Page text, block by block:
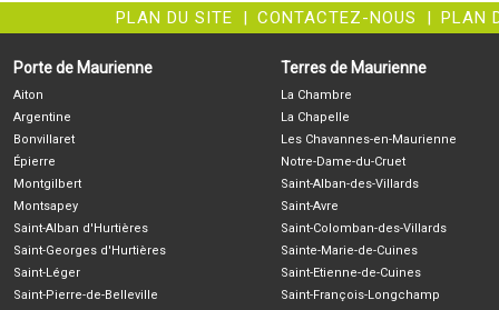
PLAN DU SITE | CONTACTEZ-NOUS | PLAN
Porte de Maurienne
Aiton
Argentine
Bonvillaret
Épierre
Montgilbert
Montsapey
Saint-Alban d'Hurtières
Saint-Georges d'Hurtières
Saint-Léger
Saint-Pierre-de-Belleville
Terres de Maurienne
La Chambre
La Chapelle
Les Chavannes-en-Maurienne
Notre-Dame-du-Cruet
Saint-Alban-des-Villards
Saint-Avre
Saint-Colomban-des-Villards
Sainte-Marie-de-Cuines
Saint-Etienne-de-Cuines
Saint-François-Longchamp